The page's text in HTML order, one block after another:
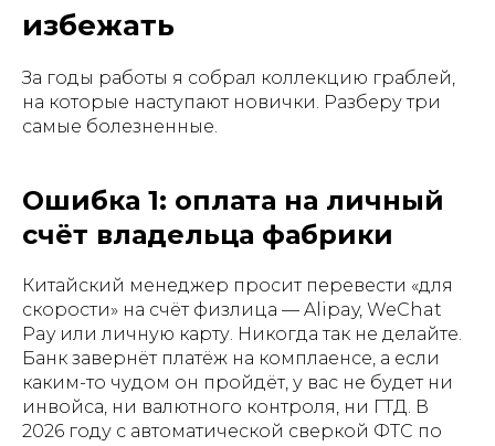
избежать
За годы работы я собрал коллекцию граблей,
на которые наступают новички. Разберу три
самые болезненные.
Ошибка 1: оплата на личный
счёт владельца фабрики
Китайский менеджер просит перевести «для
скорости» на счёт физлица — Alipay, WeChat
Pay или личную карту. Никогда так не делайте.
Банк завернёт платёж на комплаенсе, а если
каким-то чудом он пройдёт, у вас не будет ни
инвойса, ни валютного контроля, ни ГТД. В
2026 году с автоматической сверкой ФТС по